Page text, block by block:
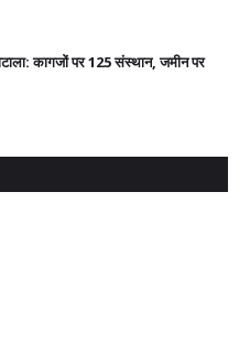
कागजों पर 125 संस्थान, जमीन पर